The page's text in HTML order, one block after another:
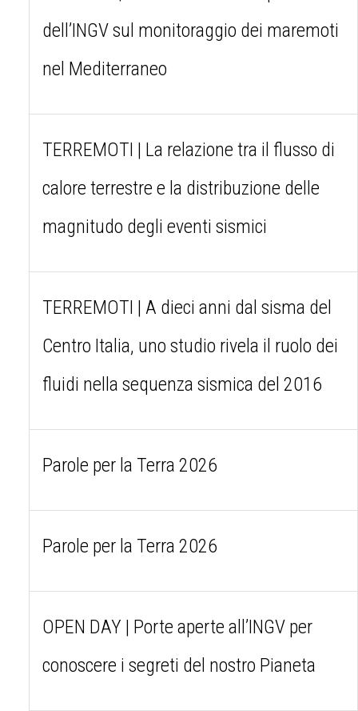
dell’INGV sul monitoraggio dei maremoti
nel Mediterraneo
TERREMOTI | La relazione tra il flusso di
calore terrestre e la distribuzione delle
magnitudo degli eventi sismici
TERREMOTI | A dieci anni dal sisma del
Centro Italia, uno studio rivela il ruolo dei
fluidi nella sequenza sismica del 2016
Parole per la Terra 2026
Parole per la Terra 2026
OPEN DAY | Porte aperte all’INGV per
conoscere i segreti del nostro Pianeta